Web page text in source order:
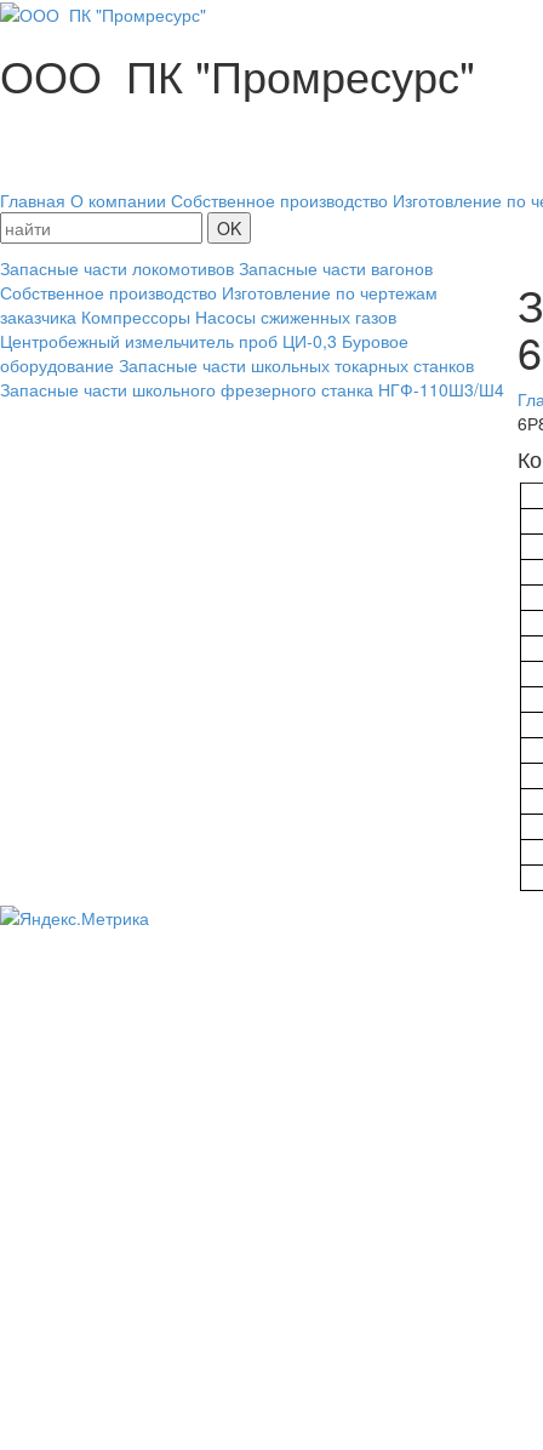
ООО ПК "Промресурс"
Главная О компании Собственное производство Изготовление по
Запасные части локомотивов Запасные части вагонов
Собственное производство Изготовление по чертежам
заказчика Компрессоры Насосы сжиженных газов
Центробежный измельчитель проб ЦИ-0,3 Буровое
оборудование Запасные части школьных токарных станков
Запасные части школьного фрезерного станка НГФ-110Ш3/Ш4